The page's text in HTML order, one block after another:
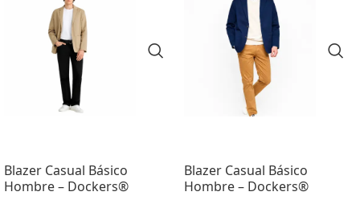
Blazer Casual Básico
Hombre – Dockers®
Blazer Casual Básico
Hombre – Dockers®